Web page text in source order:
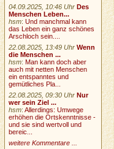
04.09.2025, 10:46 Uhr Des
Menschen Leben...
hsm:Und manchmal kann
das Leben ein ganz schönes
Arschloch sein....
22.08.2025, 13:49 Uhr Wenn
die Menschen ...
hsm:Man kann doch aber
auch mit netten Menschen
ein entspanntes und
gemütliches Pla...
22.08.2025, 09:30 Uhr Nur
wer sein Ziel ...
hsm:Allerdings: Umwege
erhöhen die Ortskenntnisse -
und sie sind wertvoll und
bereic...
weitere Kommentare ...